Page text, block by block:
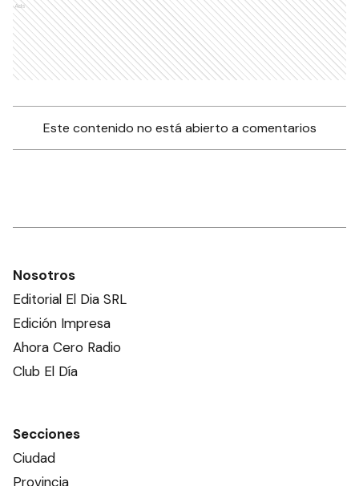
Ads
Este contenido no está abierto a comentarios
Nosotros
Editorial El Dia SRL
Edición Impresa
Ahora Cero Radio
Club El Día
Secciones
Ciudad
Provincia